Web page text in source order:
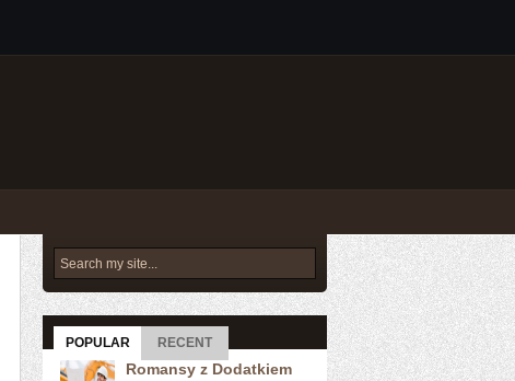
POPULAR RECENT
Romansy z Dodatkiem